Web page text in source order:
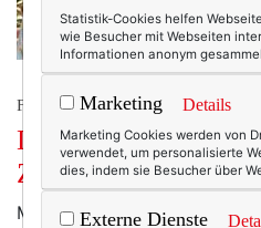
FRAUEN AB 50.
Das
Zecher.
Manchmal denke ich, ich
Statistik-Cookies helfen
wie Besucher mit Webseiten
Informationen anonym
Marketing Details
Marketing Cookies werden von
verwendet, um personalisierte
dies, indem sie Besucher über
Externe Dienste